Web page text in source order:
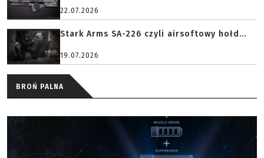
22.07.2026
Stark Arms SA-226 czyli airsoftowy hołd...
19.07.2026
BROŃ PALNA